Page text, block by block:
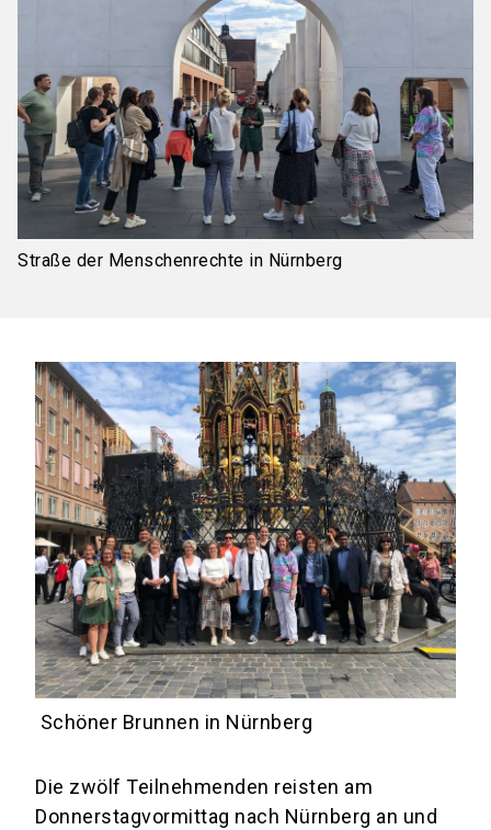
Straße der Menschenrechte in Nürnberg
Schöner Brunnen in Nürnberg
Die zwölf Teilnehmenden reisten am
Donnerstagvormittag nach Nürnberg an und